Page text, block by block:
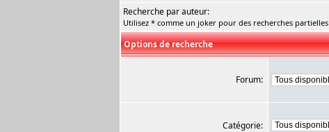
Recherche par auteur:
Utilisez * comme un joker pour des recherches partielles
Options de recherche
Forum:
Catégorie: